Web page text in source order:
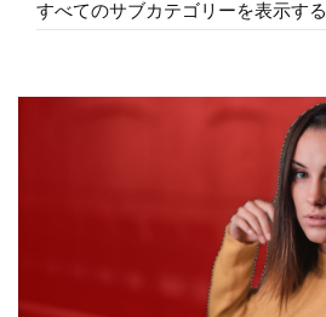
すべてのサブカテゴリーを表示する